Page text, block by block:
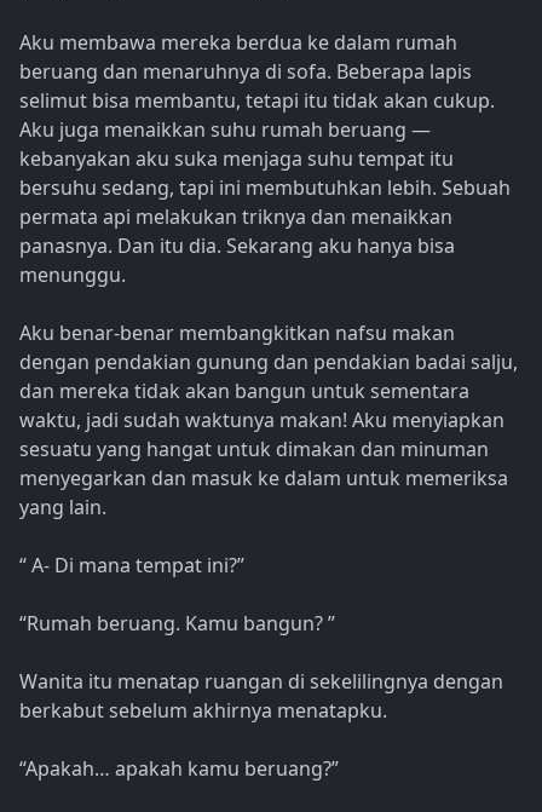
Aku membawa mereka berdua ke dalam rumah
beruang dan menaruhnya di sofa. Beberapa lapis
selimut bisa membantu, tetapi itu tidak akan cukup.
Aku juga menaikkan suhu rumah beruang —
kebanyakan aku suka menjaga suhu tempat itu
bersuhu sedang, tapi ini membutuhkan lebih. Sebuah
permata api melakukan triknya dan menaikkan
panasnya. Dan itu dia. Sekarang aku hanya bisa
menunggu.
Aku benar-benar membangkitkan nafsu makan
dengan pendakian gunung dan pendakian badai salju,
dan mereka tidak akan bangun untuk sementara
waktu, jadi sudah waktunya makan! Aku menyiapkan
sesuatu yang hangat untuk dimakan dan minuman
menyegarkan dan masuk ke dalam untuk memeriksa
yang lain.
“ A- Di mana tempat ini?”
“Rumah beruang. Kamu bangun? ”
Wanita itu menatap ruangan di sekelilingnya dengan
berkabut sebelum akhirnya menatapku.
“Apakah… apakah kamu beruang?”